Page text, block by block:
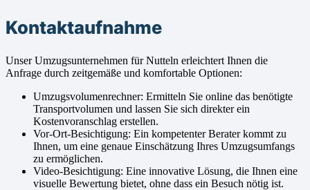
Kontaktaufnahme
Unser Umzugsunternehmen für Nutteln erleichtert Ihnen die
Anfrage durch zeitgemäße und komfortable Optionen:
Umzugsvolumenrechner: Ermitteln Sie online das benötigte
Transportvolumen und lassen Sie sich direkter ein
Kostenvoranschlag erstellen.
Vor-Ort-Besichtigung: Ein kompetenter Berater kommt zu
Ihnen, um eine genaue Einschätzung Ihres Umzugsumfangs
zu ermöglichen.
Video-Besichtigung: Eine innovative Lösung, die Ihnen eine
visuelle Bewertung bietet, ohne dass ein Besuch nötig ist.